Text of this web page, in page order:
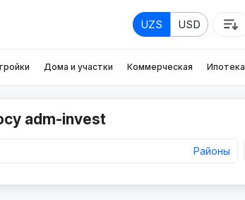
UZS USD
Дома и участки Коммерческая Ипотека
adm-invest
Районы